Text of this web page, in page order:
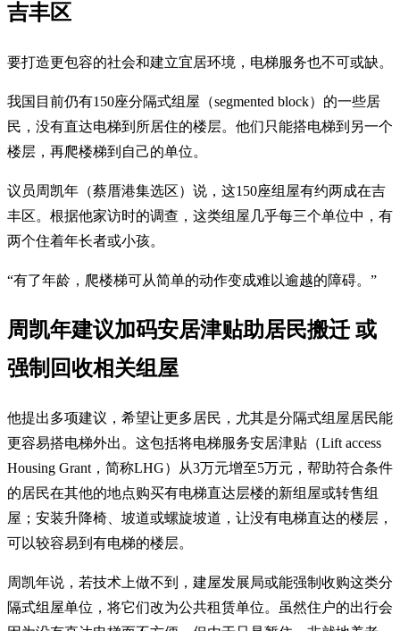
吉丰区
要打造更包容的社会和建立宜居环境，电梯服务也不可或缺。
我国目前仍有150座分隔式组屋（segmented block）的一些居
民，没有直达电梯到所居住的楼层。他们只能搭电梯到另一个
楼层，再爬楼梯到自己的单位。
议员周凯年（蔡厝港集选区）说，这150座组屋有约两成在吉
丰区。根据他家访时的调查，这类组屋几乎每三个单位中，有
两个住着年长者或小孩。
“有了年龄，爬楼梯可从简单的动作变成难以逾越的障碍。”
周凯年建议加码安居津贴助居民搬迁 或
强制回收相关组屋
他提出多项建议，希望让更多居民，尤其是分隔式组屋居民能
更容易搭电梯外出。这包括将电梯服务安居津贴（Lift access
Housing Grant，简称LHG）从3万元增至5万元，帮助符合条件
的居民在其他的地点购买有电梯直达层楼的新组屋或转售组
屋；安装升降椅、坡道或螺旋坡道，让没有电梯直达的楼层，
可以较容易到有电梯的楼层。
周凯年说，若技术上做不到，建屋发展局或能强制收购这类分
隔式组屋单位，将它们改为公共租赁单位。虽然住户的出行会